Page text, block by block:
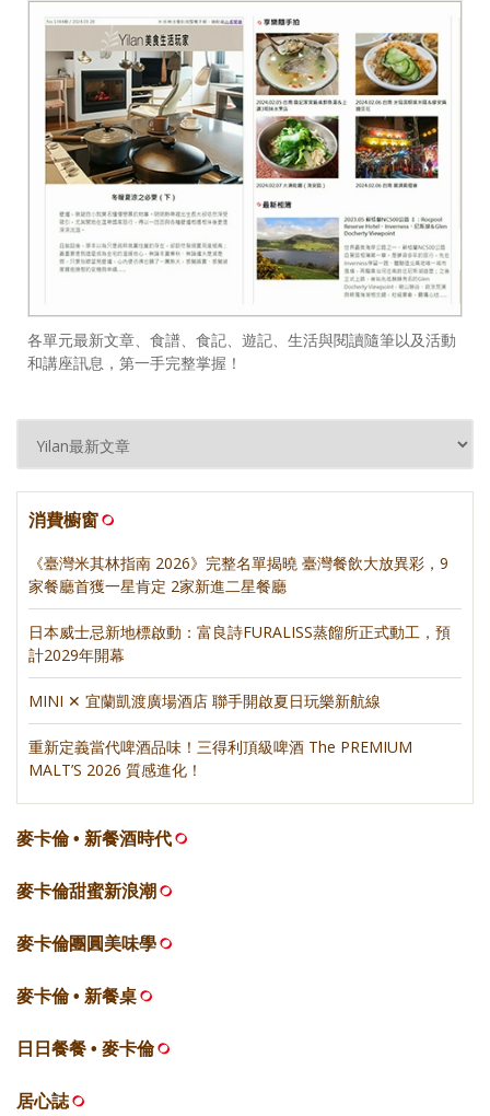
各單元最新文章、食譜、食記、遊記、生活與閱讀隨筆以及活動
和講座訊息，第一手完整掌握！
消費櫥窗
《臺灣米其林指南 2026》完整名單揭曉 臺灣餐飲大放異彩，9
家餐廳首獲一星肯定 2家新進二星餐廳
日本威士忌新地標啟動：富良詩FURALISS蒸餾所正式動工，預
計2029年開幕
MINI ✕ 宜蘭凱渡廣場酒店 聯手開啟夏日玩樂新航線
重新定義當代啤酒品味！三得利頂級啤酒 The PREMIUM
MALT’S 2026 質感進化！
麥卡倫 • 新餐酒時代
麥卡倫甜蜜新浪潮
麥卡倫團圓美味學
麥卡倫 • 新餐桌
日日餐餐 • 麥卡倫
居心誌